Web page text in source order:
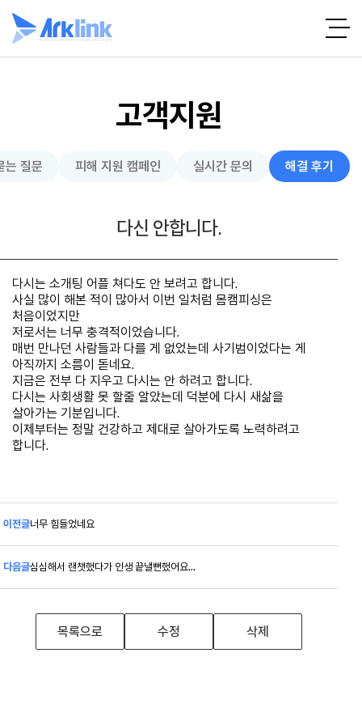
고객지원
는 질문 피해 지원 캠페인 실시간 문의 해결 후기
다신 안합니다.
다시는 소개팅 어플 쳐다도 안 보려고 합니다.
사실 많이 해본 적이 많아서 이번 일처럼 몸캠피싱은
처음이었지만
저로서는 너무 충격적이었습니다.
매번 만나던 사람들과 다를 게 없었는데 사기범이었다는 게
아직까지 소름이 돋네요.
지금은 전부 다 지우고 다시는 안 하려고 합니다.
다시는 사회생활 못 할줄 알았는데 덕분에 다시 새삶을
살아가는 기분입니다.
이제부터는 정말 건강하고 제대로 살아가도록 노력하려고
합니다.
이전글너무 힘들었네요
다음글심심해서 랜챗했다가 인생 끝낼뻔했어요...
목록으로 수정 삭제